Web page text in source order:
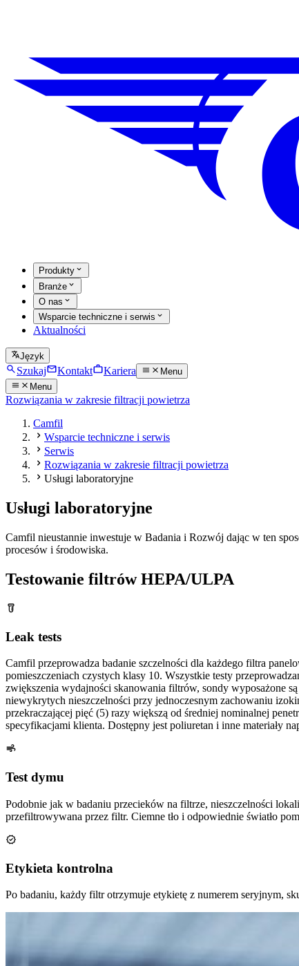
Produkty
Branże
O nas
Wsparcie techniczne i serwis
Aktualności
Język
Szukaj Kontakt Kariera
Menu
Menu
Rozwiązania w zakresie filtracji powietrza
Camfil
Wsparcie techniczne i serwis
Serwis
Rozwiązania w zakresie filtracji powietrza
Usługi laboratoryjne
Usługi laboratoryjne
Camfil nieustannie inwestuje w Badania i Rozwój dając w ten
procesów i środowiska.
Testowanie filtrów HEPA/ULPA
Leak tests
Camfil przeprowadza badanie szczelności dla każdego filtra
pomieszczeniach czystych klasy 10. Wszystkie testy
zwiększenia wydajności skanowania filtrów, sondy wyposażone
niewykrytych nieszczelności przy jednoczesnym zachowaniu
przekraczającej pięć (5) razy większą od średniej nominalnej
specyfikacjami klienta. Dostępny jest poliuretan i inne materiały
Test dymu
Podobnie jak w badaniu przecieków na filtrze, nieszczelności
przefiltrowywana przez filtr. Ciemne tło i odpowiednie światło
Etykieta kontrolna
Po badaniu, każdy filtr otrzymuje etykietę z numerem seryjnym,